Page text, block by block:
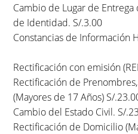
Cambio de Lugar de
de Identidad. S/.3.00
Constancias de Información
Rectificación con emisión
Rectificación de
(Mayores de 17 Años) S/
Cambio del Estado Civil. S/
Rectificación de Domicilio